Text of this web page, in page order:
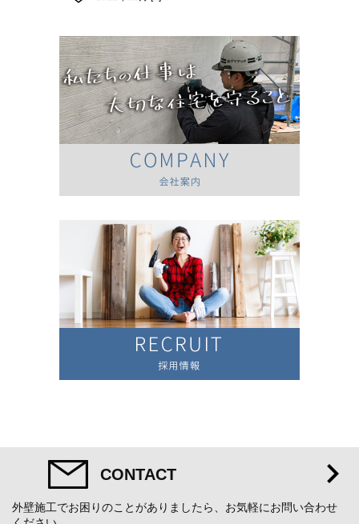
CONTACT
外壁施工でお困りのことがありましたら、お気軽にお問い合わせ